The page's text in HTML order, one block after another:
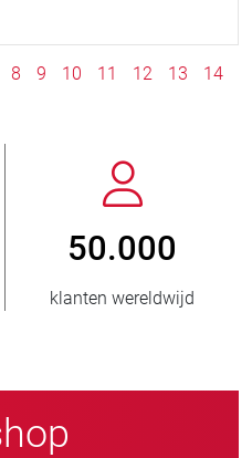
8 9 10 11 12 13
14
800
nieuwe klanten/jaar